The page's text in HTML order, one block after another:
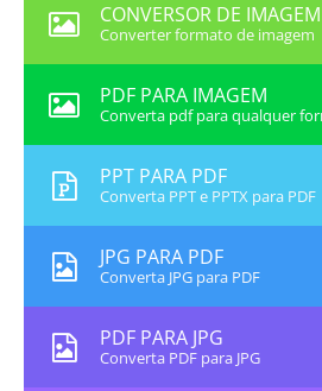
CONVERSOR DE IMAGEM
Converter formato de imagem
PDF PARA IMAGEM
Converta pdf para qualquer
PPT PARA PDF
Converta PPT e PPTX para PDF
JPG PARA PDF
Converta JPG para PDF
PDF PARA JPG
Converta PDF para JPG